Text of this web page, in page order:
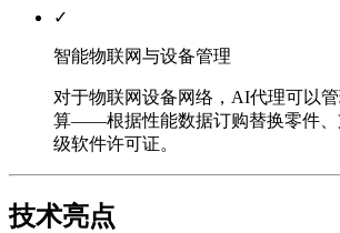
✓
智能物联网与设备管理
对于物联网设备网络，AI代理可以
算——根据性能数据订购替换零件、
级软件许可证。
技术亮点